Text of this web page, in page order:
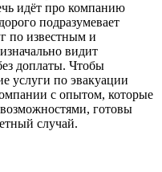
идёт про компанию
подразумевает
по известным и
видит
доплаты. Чтобы
услуги по эвакуации
с опытом, которые
готовы
случай.